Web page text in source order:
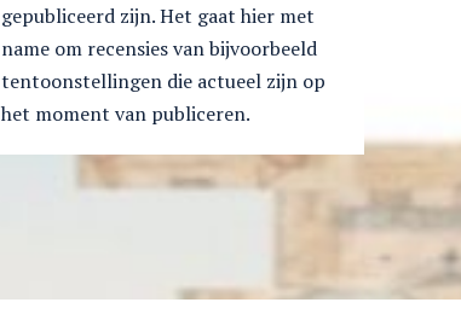
gepubliceerd zijn. Het gaat hier met
name om recensies van bijvoorbeeld
tentoonstellingen die actueel zijn op
het moment van publiceren.